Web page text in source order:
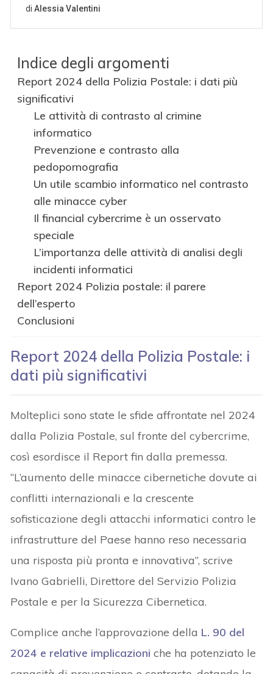
Indice degli argomenti
Report 2024 della Polizia Postale: i dati più
significativi
Le attività di contrasto al crimine
informatico
Prevenzione e contrasto alla
pedopornografia
Un utile scambio informatico nel contrasto
alle minacce cyber
Il financial cybercrime è un osservato
speciale
L’importanza delle attività di analisi degli
incidenti informatici
Report 2024 Polizia postale: il parere
dell’esperto
Conclusioni
Report 2024 della Polizia Postale: i
dati più significativi
Molteplici sono state le sfide affrontate nel 2024
dalla Polizia Postale, sul fronte del cybercrime,
così esordisce il Report fin dalla premessa.
“L’aumento delle minacce cibernetiche dovute ai
conflitti internazionali e la crescente
sofisticazione degli attacchi informatici contro le
infrastrutture del Paese hanno reso necessaria
una risposta più pronta e innovativa”, scrive
Ivano Gabrielli, Direttore del Servizio Polizia
Postale e per la Sicurezza Cibernetica.
Complice anche l’approvazione della L. 90 del
2024 e relative implicazioni che ha potenziato le